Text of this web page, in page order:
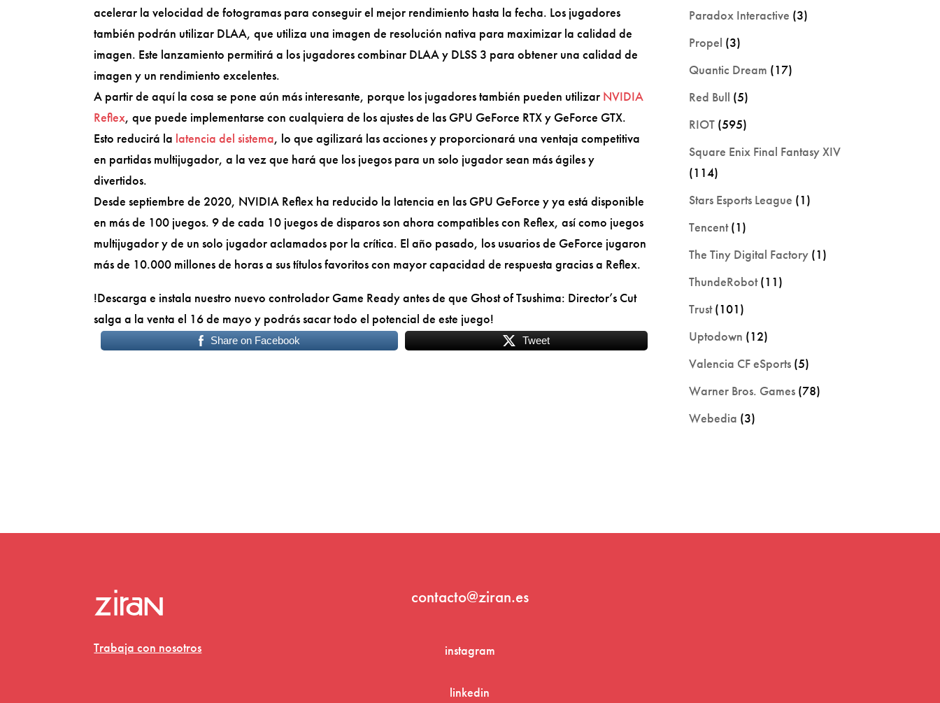
acelerar la velocidad de fotogramas para conseguir el mejor rendimiento hasta la fecha. Los jugadores
también podrán utilizar DLAA, que utiliza una imagen de resolución nativa para maximizar la calidad de
imagen. Este lanzamiento permitirá a los jugadores combinar DLAA y DLSS 3 para obtener una calidad de
imagen y un rendimiento excelentes.
A partir de aquí la cosa se pone aún más interesante, porque los jugadores también pueden utilizar NVIDIA
Reflex, que puede implementarse con cualquiera de los ajustes de las GPU GeForce RTX y GeForce GTX.
Esto reducirá la latencia del sistema, lo que agilizará las acciones y proporcionará una ventaja competitiva
en partidas multijugador, a la vez que hará que los juegos para un solo jugador sean más ágiles y
divertidos.
Desde septiembre de 2020, NVIDIA Reflex ha reducido la latencia en las GPU GeForce y ya está disponible
en más de 100 juegos. 9 de cada 10 juegos de disparos son ahora compatibles con Reflex, así como juegos
multijugador y de un solo jugador aclamados por la crítica. El año pasado, los usuarios de GeForce jugaron
más de 10.000 millones de horas a sus títulos favoritos con mayor capacidad de respuesta gracias a Reflex.
!Descarga e instala nuestro nuevo controlador Game Ready antes de que Ghost of Tsushima: Director’s Cut
salga a la venta el 16 de mayo y podrás sacar todo el potencial de este juego!
Share on Facebook Tweet
Paradox Interactive (3)
Propel (3)
Quantic Dream (17)
Red Bull (5)
RIOT (595)
Square Enix Final Fantasy XIV
(114)
Stars Esports League (1)
Tencent(1)
The Tiny Digital Factory (1)
ThundeRobot(11)
Trust(101)
Uptodown (12)
Valencia CF eSports (5)
Warner Bros. Games (78)
Webedia (3)
Trabaja con nosotros
contacto@ziran.es
instagram
linkedin